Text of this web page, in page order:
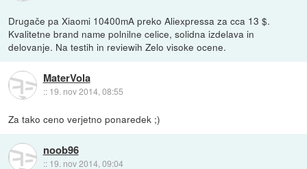
Drugače pa Xiaomi 10400mA preko Aliexpressa za cca 13 $.
Kvalitetne brand name polnilne celice, solidna izdelava in
delovanje. Na testih in reviewih Zelo visoke ocene.
MaterVola
:: 19. nov 2014, 08:55
Za tako ceno verjetno ponaredek ;)
noob96
:: 19. nov 2014, 09:04